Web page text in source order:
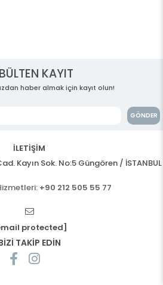
KAYIT
haber almak için kayıt olun!
GÖNDER
İLETİŞİM
Kayın Sok. No:5 Güngören / İSTANBUL
+90 212 505 55 77
protected]
TAKİP EDİN